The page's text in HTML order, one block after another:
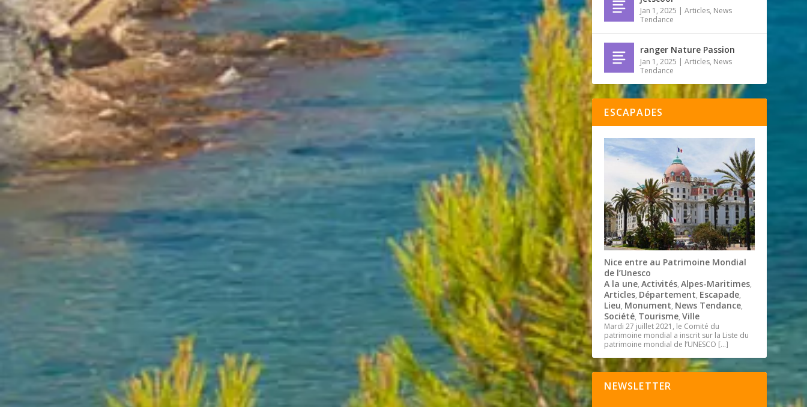
Jan 1, 2025 |Articles, News
Tendance
ranger Nature Passion
Jan 1, 2025 |Articles, News
Tendance
ESCAPADES
Nice entre au Patrimoine Mondial
de l’Unesco
A la une,Activités,Alpes-Maritimes,
Articles, Département, Escapade,
Lieu, Monument, News Tendance,
Société, Tourisme,Ville
Mardi 27 juillet 2021, le Comité du
patrimoine mondial a inscrit sur la Liste du
patrimoine mondial de l’UNESCO […]
NEWSLETTER